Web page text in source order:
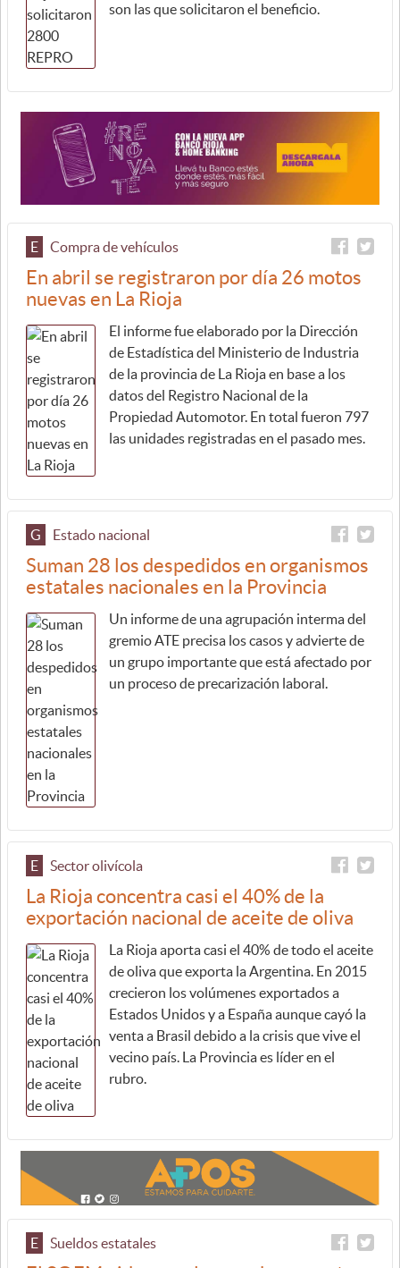
son las que solicitaron el beneficio.
E Compra de vehículos
En abril se registraron por día 26 motos
nuevas en La Rioja
El informe fue elaborado por la Dirección
de Estadística del Ministerio de Industria
de la provincia de La Rioja en base a los
datos del Registro Nacional de la
Propiedad Automotor. En total fueron 797
las unidades registradas en el pasado mes.
G Estado nacional
Suman 28 los despedidos en organismos
estatales nacionales en la Provincia
Un informe de una agrupación interma del
gremio ATE precisa los casos y advierte de
un grupo importante que está afectado por
un proceso de precarización laboral.
E Sector olivícola
La Rioja concentra casi el 40% de la
exportación nacional de aceite de oliva
La Rioja aporta casi el 40% de todo el aceite
de oliva que exporta la Argentina. En 2015
crecieron los volúmenes exportados a
Estados Unidos y a España aunque cayó la
venta a Brasil debido a la crisis que vive el
vecino país. La Provincia es líder en el
rubro.
E Sueldos estatales